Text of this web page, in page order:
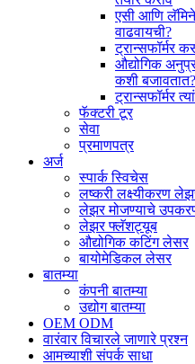
एसी आणि
वाढवायची?
ट्रान्सफॉर्मर
औद्योगिक
कशी बजावतात?
ट्रान्सफॉर्मर
फॅक्टरी टूर
सेवा
प्रमाणपत्र
अर्ज
स्पार्क स्विचेस
लष्करी लक्ष्यीकरण
लेझर मोजण्याचे
लेझर फ्लॅशट्यूब
औद्योगिक कटिंग लेसर
बायोमेडिकल लेसर
बातम्या
कंपनी बातम्या
उद्योग बातम्या
OEM ODM
वारंवार विचारले जाणारे प्रश्न
आमच्याशी संपर्क साधा